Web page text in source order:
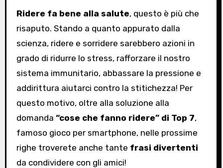
Ridere fa bene alla salute, questo è più che
risaputo. Stando a quanto appurato dalla
scienza, ridere e sorridere sarebbero azioni in
grado di ridurre lo stress, rafforzare il nostro
sistema immunitario, abbassare la pressione e
addirittura aiutarci contro la stitichezza! Per
questo motivo, oltre alla soluzione alla
domanda “cose che fanno ridere” di Top 7,
famoso gioco per smartphone, nelle prossime
righe troverete anche tante frasi divertenti
da condividere con gli amici!